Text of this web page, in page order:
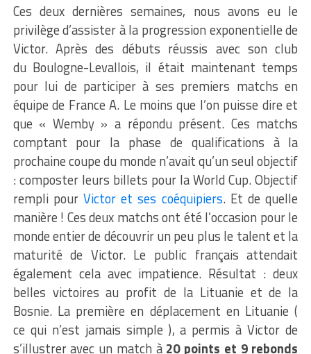
Ces deux dernières semaines, nous avons eu le
privilège d’assister à la progression exponentielle de
Victor.Après des débuts réussis avec son club
du Boulogne-Levallois, il était maintenant temps
pour lui de participer à ses premiers matchs en
équipe de France A. Le moins que l’on puisse dire et
que « Wemby» a répondu présent. Ces matchs
comptant pour la phase de qualifications à la
prochaine coupe du monde n’avait qu’un seul objectif
:composter leurs billets pour laWorld Cup.Objectif
rempli pourVictor et ses coéquipiers.Et de quelle
manière ! Ces deux matchs ont été l’occasion pour le
monde entier de découvrir un peu plus le talent et la
maturité de Victor.Le public français attendait
également cela avec impatience. Résultat : deux
belles victoires au profit de la Lituanie et de la
Bosnie.La première en déplacement en Lituanie(
ce qui n’est jamais simple ), a permis à Victor de
s’illustrer avec un match à 20 points et 9 rebonds